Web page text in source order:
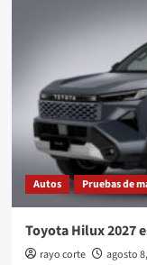
Autos Pruebas de
Toyota Hilux 2027
rayo corte agosto